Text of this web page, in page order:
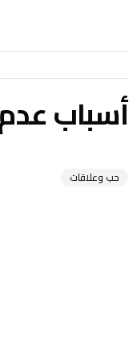
أسباب عدم
حب وعلاقات